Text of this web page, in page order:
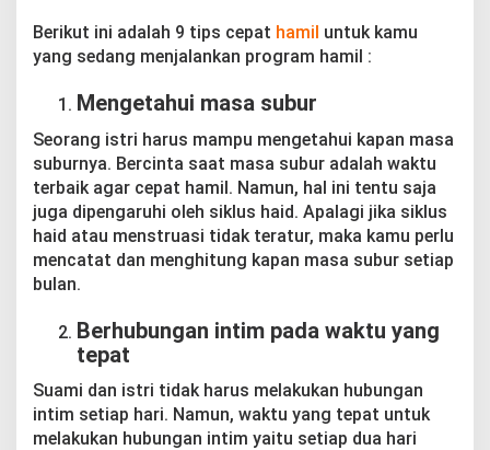
l
Berikut ini adalah 9 tips cepat hamil untuk kamu
yang sedang menjalankan program hamil :
Mengetahui masa subur
Seorang istri harus mampu mengetahui kapan masa
suburnya. Bercinta saat masa subur adalah waktu
terbaik agar cepat hamil. Namun, hal ini tentu saja
juga dipengaruhi oleh siklus haid. Apalagi jika siklus
haid atau menstruasi tidak teratur, maka kamu perlu
mencatat dan menghitung kapan masa subur setiap
bulan.
Berhubungan intim pada waktu yang
tepat
Suami dan istri tidak harus melakukan hubungan
intim setiap hari. Namun, waktu yang tepat untuk
melakukan hubungan intim yaitu setiap dua hari